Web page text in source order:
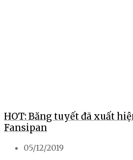
HOT: Băng tuyết đã xuất
Fansipan
05/12/2019